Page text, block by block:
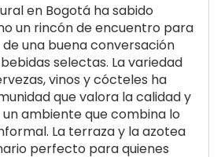
en Bogotá ha sabido
un rincón de encuentro para
una buena conversación
selectas. La variedad
vinos y cócteles ha
que valora la calidad y
ambiente que combina lo
La terraza y la azotea
perfecto para quienes